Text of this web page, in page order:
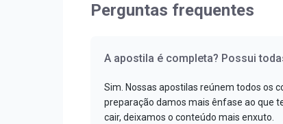
Perguntas frequentes
A apostila é completa? Possui
Sim. Nossas apostilas reúnem todos os
preparação damos mais ênfase ao que
cair, deixamos o conteúdo mais enxuto.